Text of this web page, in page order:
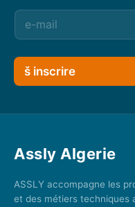
š inscrire
Assly Algerie
ASSLY accompagne les
et des métiers techniques